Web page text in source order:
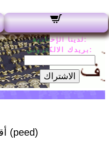
لدينا الإخبارية:
بريدك الالكتروني:
الاشتراك
أقراط نازكا (peed)